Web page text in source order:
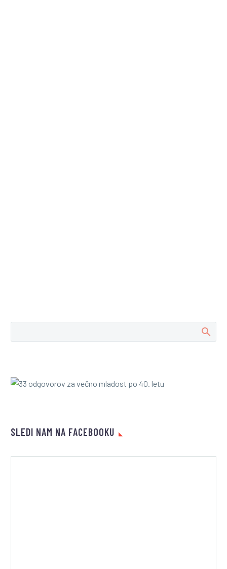
SLEDI NAM NA FACEBOOKU